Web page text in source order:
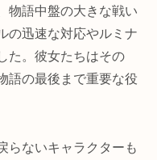
物語中盤の大きな戦い
の迅速な対応やルミナ
た。彼女たちはその
語の最後まで重要な役
らないキャラクターも